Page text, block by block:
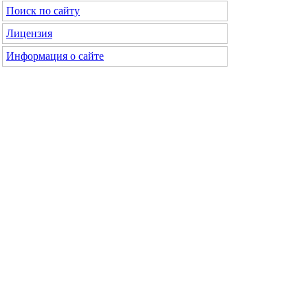
Поиск по сайту
Лицензия
Информация о сайте